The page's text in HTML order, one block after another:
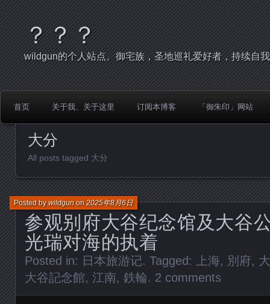
？？？
wildgun的个人站点。御宅族，圣地巡礼爱好者，持续自
首页 关于我、关于这里 订阅本博客 「御朱印」网站
大分
All posts tagged 大分
参观别府大谷纪念馆及大谷
光瑞对海的执着
Posted bywildgunon2025年8月6日
Posted in: 日本旅游记. Tagged: 上海, 別府,
大谷記念館, 江南, 鉄輪. 2 comments